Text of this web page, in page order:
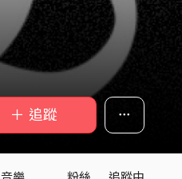
＋ 追蹤